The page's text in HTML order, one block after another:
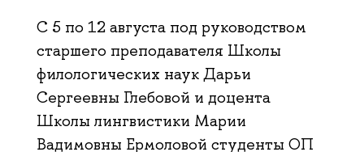
С 5 по 12 августа под руководством
старшего преподавателя Школы
филологических наук Дарьи
Сергеевны Глебовой и доцента
Школы лингвистики Марии
Вадимовны Ермоловой студенты ОП